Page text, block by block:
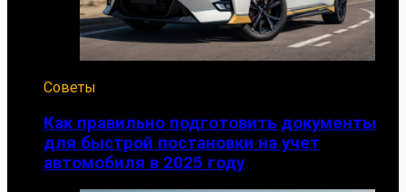
Советы
Как правильно подготовить документы
для быстрой постановки на учет
автомобиля в 2025 году